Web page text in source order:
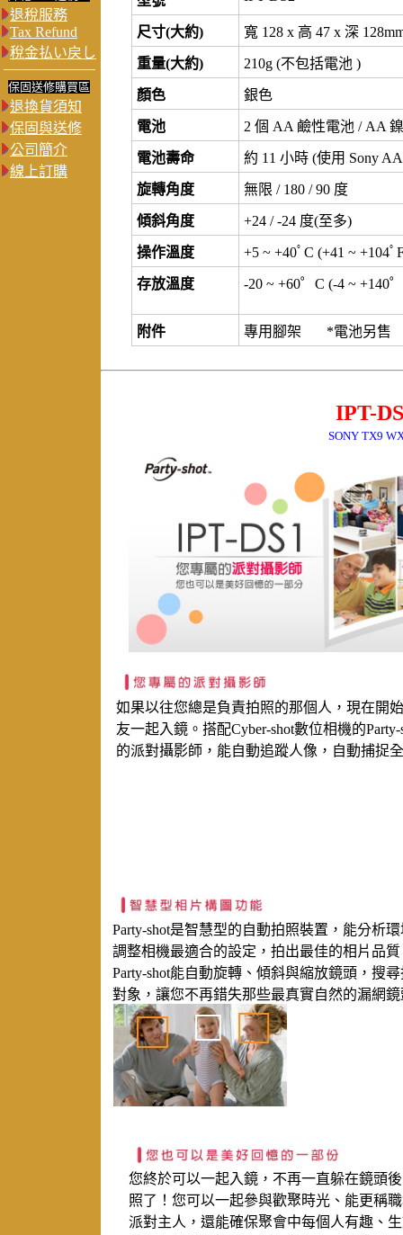
退稅服務
Tax Refund
稅金払い戻し
保固送修購買區
退換貨須知
保固與送修
公司簡介
線上訂購
尺寸(大約) 寬 128 x 高 47 x 深
重量(大約) 210g (不包括電池 )
顏色 銀色
電池 2 個 AA 鹼性電池 / AA
電池壽命 約 11 小時 (使用 Sony
旋轉角度 無限 / 180 / 90 度
傾斜角度 +24 / -24 度(至多)
操作溫度 +5 ~ +40ﾟC (+41 ~ +104ﾟ
存放溫度 -20 ~ +60゜C (-4 ~ +140
附件 專用腳架 *電池另售
IPT-
SONY TX9
如果以往您總是負責拍照的那個人，現在開
友一起入鏡。搭配Cyber-shot數位相機的
的派對攝影師，能自動追蹤人像，自動捕捉
Party-shot是智慧型的自動拍照裝置，能分析
調整相機最適合的設定，拍出最佳的相片品質
Party-shot能自動旋轉、傾斜與縮放鏡頭，搜
對象，讓您不再錯失那些最真實自然的漏網
您終於可以一起入鏡，不再一直躲在鏡頭
照了！您可以一起參與歡聚時光、能更稱
派對主人，還能確保聚會中每個人有趣、